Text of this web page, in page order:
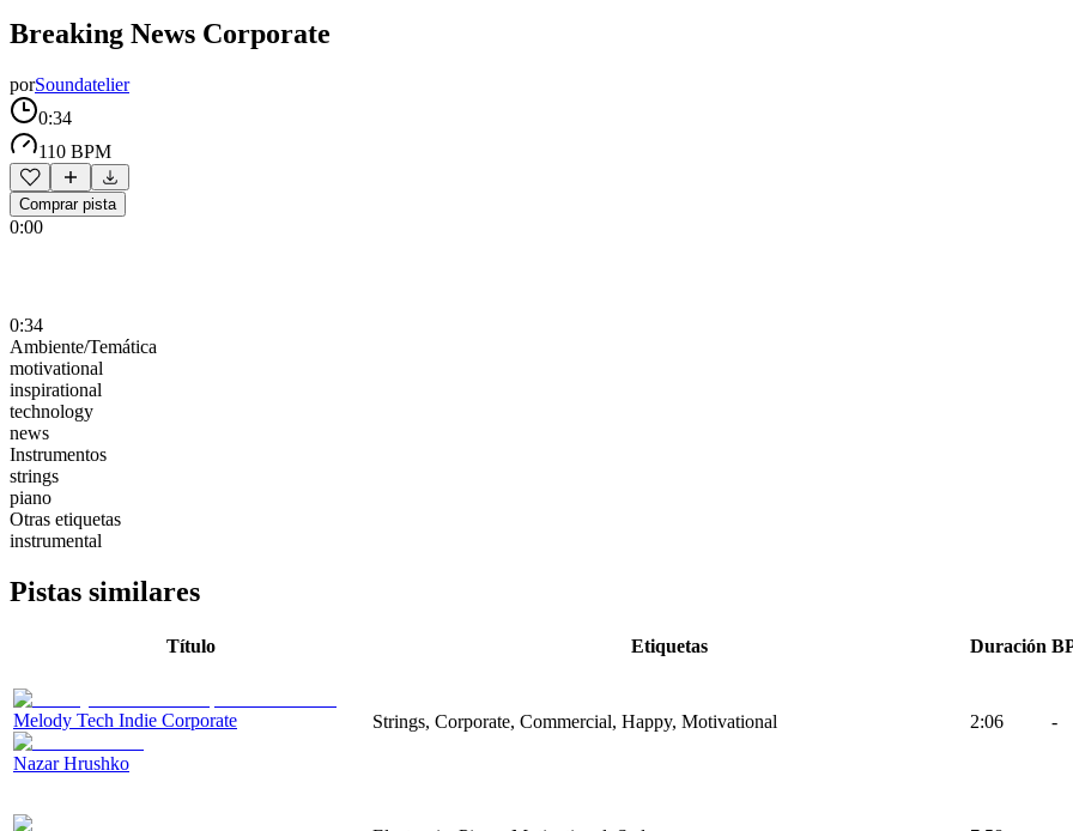
Breaking News Corporate
porSoundatelier
0:34
110 BPM
Comprar pista
0:00
0:34
Ambiente/Temática
motivational
inspirational
technology
news
Instrumentos
strings
piano
Otras etiquetas
instrumental
Pistas similares
Título Etiquetas Duración
Melody Tech Indie Corporate
Nazar Hrushko
Strings, Corporate, Commercial, Happy, Motivational 2:06 -